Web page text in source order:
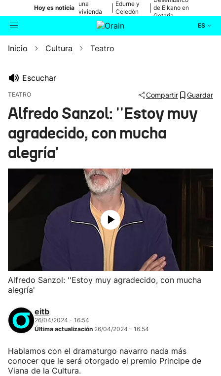
Hoy es noticia
una
vivienda
de Bilbao
Edurne y
Celedón
de Elkano en
Getaria
ES
Buscador Actualidad
Ikusmiran
Inicio Cultura Teatro
Escuchar
TEATRO Compartir Guardar
Alfredo Sanzol: ''Estoy muy
agradecido, con mucha
alegría'
Alfredo Sanzol: ''Estoy muy agradecido, con mucha
alegría'
eitb
26/04/2024 - 16:54
Última actualización 26/04/2024 - 16:54
Hablamos con el dramaturgo navarro nada más
conocer que le será otorgado el premio Principe de
Viana de la Cultura.